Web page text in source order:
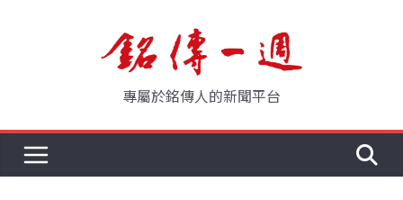
專屬於銘傳人的新聞平台